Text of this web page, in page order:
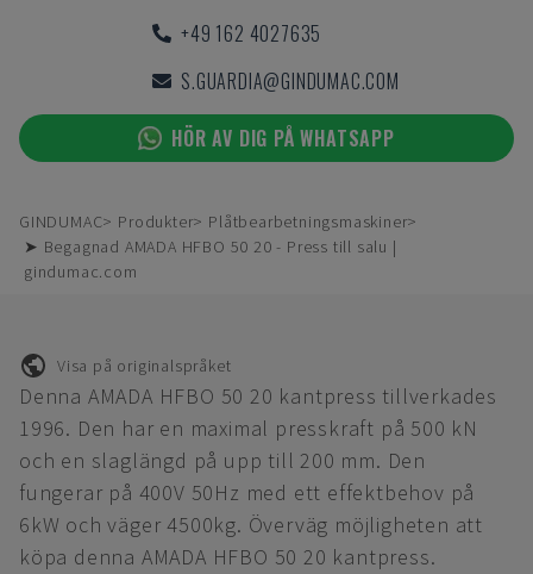
+49 162 4027635
S.GUARDIA@GINDUMAC.COM
HÖR AV DIG PÅ WHATSAPP
GINDUMAC Produkter
Plåtbearbetningsmaskiner
➤ Begagnad AMADA HFBO 50 20 - Press till salu |
gindumac.com
Visa på originalspråket
Denna AMADA HFBO 50 20 kantpress tillverkades
1996. Den har en maximal presskraft på 500 kN
och en slaglängd på upp till 200 mm. Den
fungerar på 400V 50Hz med ett effektbehov på
6kW och väger 4500kg. Överväg möjligheten att
köpa denna AMADA HFBO 50 20 kantpress.